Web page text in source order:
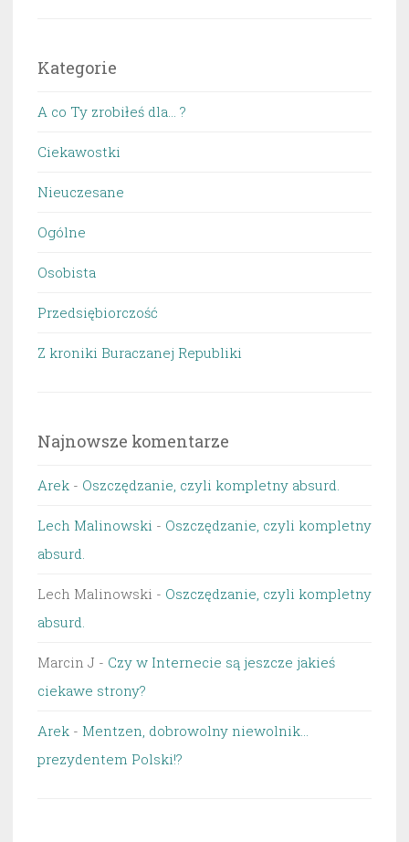
Kategorie
A co Ty zrobiłeś dla… ?
Ciekawostki
Nieuczesane
Ogólne
Osobista
Przedsiębiorczość
Z kroniki Buraczanej Republiki
Najnowsze komentarze
Arek - Oszczędzanie, czyli kompletny absurd.
Lech Malinowski - Oszczędzanie, czyli kompletny
absurd.
Lech Malinowski - Oszczędzanie, czyli kompletny
absurd.
Marcin J - Czy w Internecie są jeszcze jakieś
ciekawe strony?
Arek - Mentzen, dobrowolny niewolnik…
prezydentem Polski!?